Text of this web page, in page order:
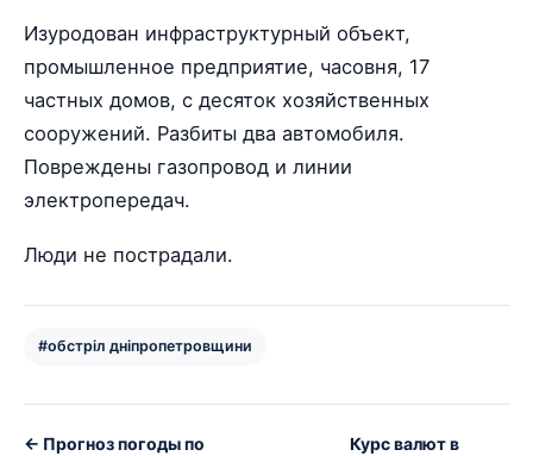
Изуродован инфраструктурный объект,
промышленное предприятие, часовня, 17
частных домов, с десяток хозяйственных
сооружений. Разбиты два автомобиля.
Повреждены газопровод и линии
электропередач.
Люди не пострадали.
#обстріл дніпропетровщини
← Прогноз погоды по
Курс валют в